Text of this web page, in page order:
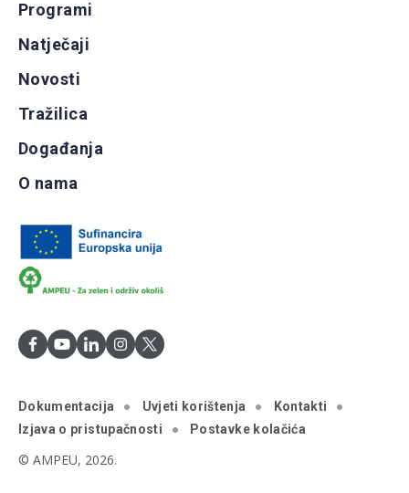
Programi
Natječaji
Novosti
Tražilica
Događanja
O nama
Dokumentacija Uvjeti korištenja
Kontakti
Izjava o pristupačnosti
Postavke kolačića
© AMPEU, 2026.